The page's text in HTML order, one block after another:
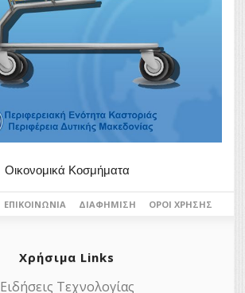
Οικονομικά Κοσμήματα
ΕΠΙΚΟΙΝΩΝΊΑ ΔΙΑΦΉΜΙΣΗ ΌΡΟΙ ΧΡΉΣΗΣ
Χρήσιμα Links
Ειδήσεις Τεχνολογίας